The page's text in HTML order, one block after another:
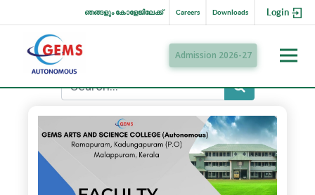
Login
Downloads
Careers
ഞങ്ങളും കോളേജിലേക്ക്
Admission 2026-27